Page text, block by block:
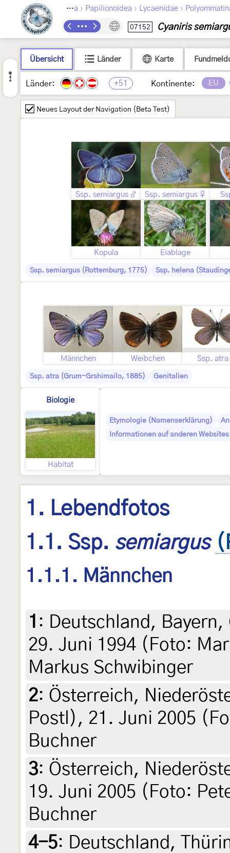
Lepidoptera › Papilionoidea › Lycaenidae ›
07152 Cyaniris
Übersicht Länder Karte
Länder: +51 Kontinente: EU
Neues Layout der Navigation (Beta Test)
Ssp. semiargus ♂ Ssp. semiargus ♀
Kopula Eiablage
Ssp. semiargus (Rottemburg, 1775) Ssp. helena
Männchen Weibchen Ssp.
Ssp. atra (Grum-Grshimailo, 1885) Genitalien
Biologie
Habitat
Etymologie (Namenserklärung)
Informationen auf anderen
1. Lebendfotos
1.1. Ssp. semiargus
1.1.1. Männchen
1 : Deutschland,
29. Juni 1994 (Foto:
Markus Schwibinger
2: Österreich,
Postl), 21. Juni 2005
Buchner
3: Österreich,
19. Juni 2005 (Foto:
Buchner
4-5: Deutschland,